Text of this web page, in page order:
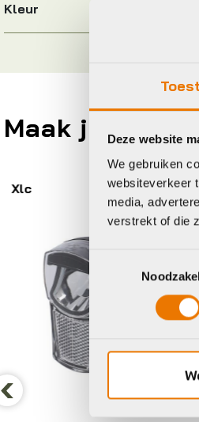
Deze website
We gebruiken
websiteverkeer
media,
verstrekt of die
Toestemmingsselectie
Kleur
Maak je fiets
BBB